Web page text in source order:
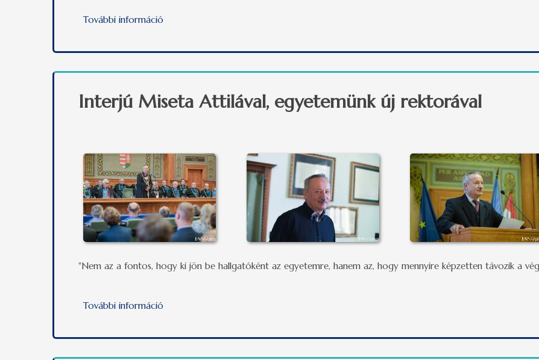
További információ
Interjú Miseta Attilával, egyetemünk új rektorával
"Nem az a fontos, hogy ki jön be hallgatóként az egyetemre, hanem az, hogy mennyire képzetten távozik a
További információ